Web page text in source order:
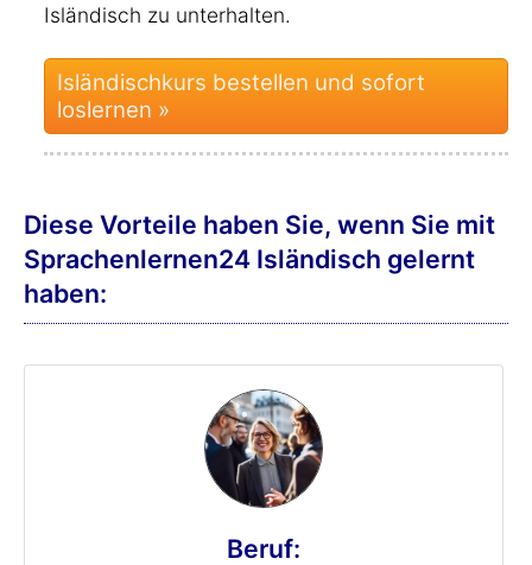
Isländisch zu unterhalten.
Isländischkurs bestellen und sofort
loslernen »
Diese Vorteile haben Sie, wenn Sie mit
Sprachenlernen24 Isländisch gelernt
haben:
Beruf: